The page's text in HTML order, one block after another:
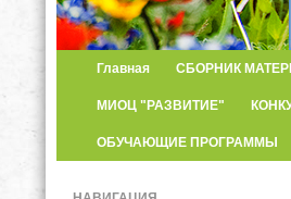
Главная СБОРНИК
МИОЦ "РАЗВИТИЕ"
ОБУЧАЮЩИЕ ПРОГРАММЫ